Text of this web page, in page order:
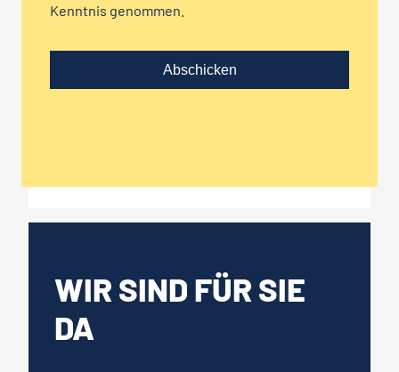
Kenntnis genommen.
WIR SIND FÜR SIE
DA